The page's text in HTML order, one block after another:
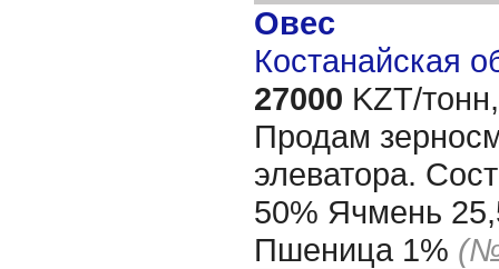
Овес
Костанайская
27000 KZT/тонн,
Продам
элеватора.
50% Ячмень
Пшеница 1%